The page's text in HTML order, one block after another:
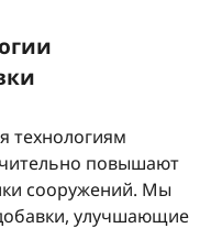
технологиям
повышают
сооружений. Мы
улучшающие